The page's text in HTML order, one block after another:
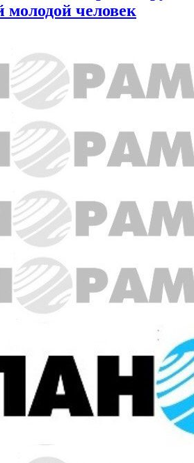
молодой человек